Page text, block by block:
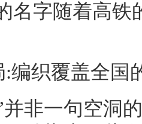
名字随着高铁
:编织覆盖全国
并非一句空洞